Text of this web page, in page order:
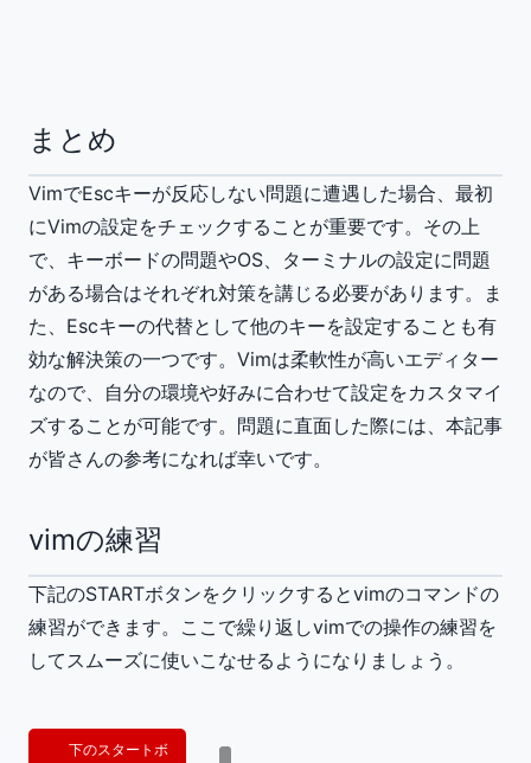
まとめ
VimでEscキーが反応しない問題に遭遇した場合、最初
にVimの設定をチェックすることが重要です。その上
で、キーボードの問題やOS、ターミナルの設定に問題
がある場合はそれぞれ対策を講じる必要があります。ま
た、Escキーの代替として他のキーを設定することも有
効な解決策の一つです。Vimは柔軟性が高いエディター
なので、自分の環境や好みに合わせて設定をカスタマイ
ズすることが可能です。問題に直面した際には、本記事
が皆さんの参考になれば幸いです。
vimの練習
下記のSTARTボタンをクリックするとvimのコマンドの
練習ができます。ここで繰り返しvimでの操作の練習を
してスムーズに使いこなせるようになりましょう。
下のスタートボ